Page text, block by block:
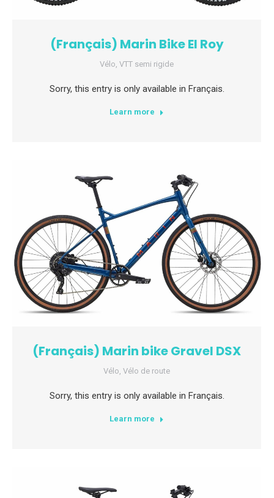
(Français) Marin Bike El Roy
Vélo, VTT semi rigide
Sorry, this entry is only available in Français.
Learn more
(Français) Marin bike Gravel DSX
Vélo, Vélo de route
Sorry, this entry is only available in Français.
Learn more